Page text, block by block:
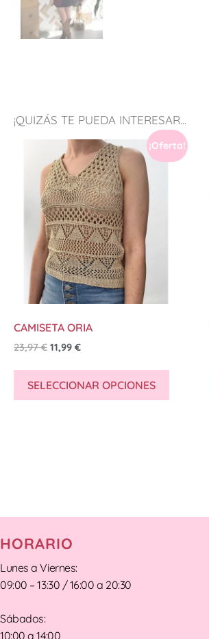
¡QUIZÁS TE PUEDA INTERESAR...
¡Oferta!
CAMISETA ORIA
23,97€ 11,99 €
SELECCIONAR OPCIONES
HORARIO
Lunes a Viernes:
09:00 – 13:30 / 16:00 a 20:30
Sábados:
10:00 a 14:00